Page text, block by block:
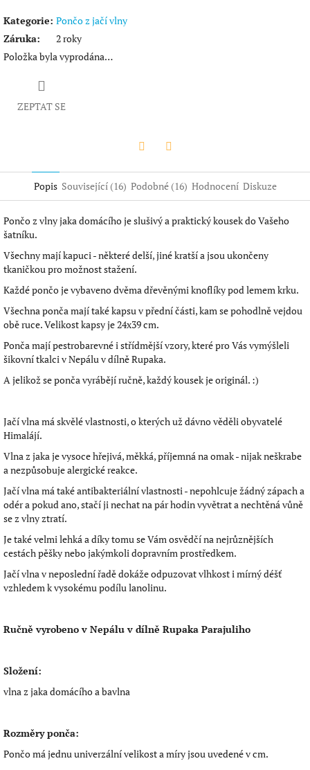
Kategorie: Pončo z jačí vlny
Záruka:
2 roky
Položka byla vyprodána…
ZEPTAT SE
Popis Související (16) Podobné (16) Hodnocení Diskuze
Pončo z vlny jaka domácího je slušivý a praktický kousek do Vašeho
šatníku.
Všechny mají kapuci - některé delší, jiné kratší a jsou ukončeny
tkaničkou pro možnost stažení.
Každé pončo je vybaveno dvěma dřevěnými knoflíky pod lemem krku.
Všechna ponča mají také kapsu v přední části, kam se pohodlně vejdou
obě ruce. Velikost kapsy je 24x39 cm.
Ponča mají pestrobarevné i střídmější vzory, které pro Vás vymýšleli
šikovní tkalci v Nepálu v dílně Rupaka.
A jelikož se ponča vyrábějí ručně, každý kousek je originál. :)
Jačí vlna má skvělé vlastnosti, o kterých už dávno věděli obyvatelé
Himalájí.
Vlna z jaka je vysoce hřejivá, měkká, příjemná na omak - nijak neškrabe
a nezpůsobuje alergické reakce.
Jačí vlna má také antibakteriální vlastnosti - nepohlcuje žádný zápach a
odér a pokud ano, stačí ji nechat na pár hodin vyvětrat a nechtěná vůně
se z vlny ztratí.
Je také velmi lehká a díky tomu se Vám osvědčí na nejrůznějších
cestách pěšky nebo jakýmkoli dopravním prostředkem.
Jačí vlna v neposlední řadě dokáže odpuzovat vlhkost i mírný déšť
vzhledem k vysokému podílu lanolinu.
Ručně vyrobeno v Nepálu v dílně Rupaka Parajuliho
Složení:
vlna z jaka domácího a bavlna
Rozměry ponča:
Pončo má jednu univerzální velikost a míry jsou uvedené v cm.